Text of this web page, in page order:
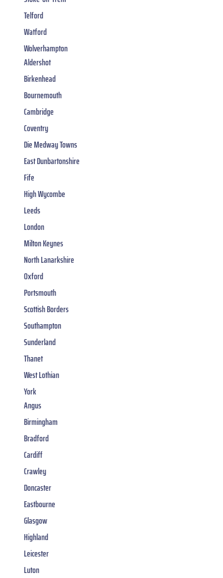
Telford
Watford
Wolverhampton
Aldershot
Birkenhead
Bournemouth
Cambridge
Coventry
Die Medway Towns
East Dunbartonshire
Fife
High Wycombe
Leeds
London
Milton Keynes
North Lanarkshire
Oxford
Portsmouth
Scottish Borders
Southampton
Sunderland
Thanet
West Lothian
York
Angus
Birmingham
Bradford
Cardiff
Crawley
Doncaster
Eastbourne
Glasgow
Highland
Leicester
Luton